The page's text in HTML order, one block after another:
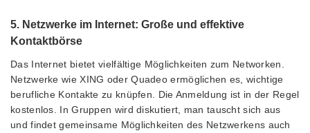
5. Netzwerke im Internet: Große und effektive
Kontaktbörse
Das Internet bietet vielfältige Möglichkeiten zum Networken.
Netzwerke wie XING oder Quadeo ermöglichen es, wichtige
berufliche Kontakte zu knüpfen. Die Anmeldung ist in der Regel
kostenlos. In Gruppen wird diskutiert, man tauscht sich aus
und findet gemeinsame Möglichkeiten des Netzwerkens auch